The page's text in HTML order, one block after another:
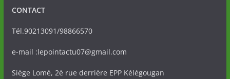
CONTACT
Tél.90213091/98866570
e-mail :lepointactu07@gmail.com
Siège Lomé, 2è rue derrière EPP Kélégougan